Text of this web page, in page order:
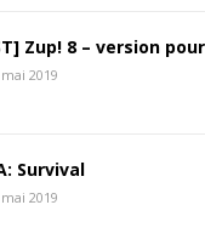
Zup! 8 – version
2019
Survival
2019